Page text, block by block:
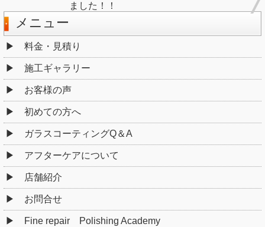
ました！！
メニュー
料金・見積り
施工ギャラリー
お客様の声
初めての方へ
ガラスコーティングQ＆A
アフターケアについて
店舗紹介
お問合せ
Fine repair Polishing Academy